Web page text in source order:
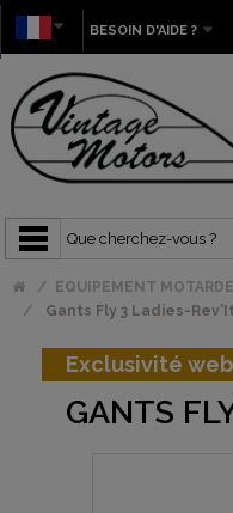
BESOIN D'AIDE ?
EQUIPEMENT MOTARDE
Gants Fly 3 Ladies-Rev'It
Exclusivité
GANTS